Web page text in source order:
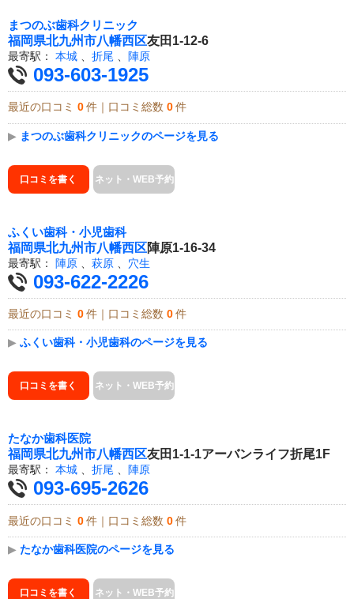
まつのぶ歯科クリニック
福岡県北九州市八幡西区友田1-12-6
最寄駅： 本城 折尾 陣原
093-603-1925
最近の口コミ 0 件｜口コミ総数 0 件
▶ まつのぶ歯科クリニックのページを見る
口コミを書く ネット・WEB予約
ふくい歯科・小児歯科
福岡県北九州市八幡西区陣原1-16-34
最寄駅： 陣原 萩原 穴生
093-622-2226
最近の口コミ 0 件｜口コミ総数 0 件
▶ ふくい歯科・小児歯科のページを見る
口コミを書く ネット・WEB予約
たなか歯科医院
福岡県北九州市八幡西区友田1-1-1アーバンライフ折尾1F
最寄駅： 本城 、 折尾 、 陣原
093-695-2626
最近の口コミ 0 件｜口コミ総数 0 件
▶ たなか歯科医院のページを見る
口コミを書く ネット・WEB予約